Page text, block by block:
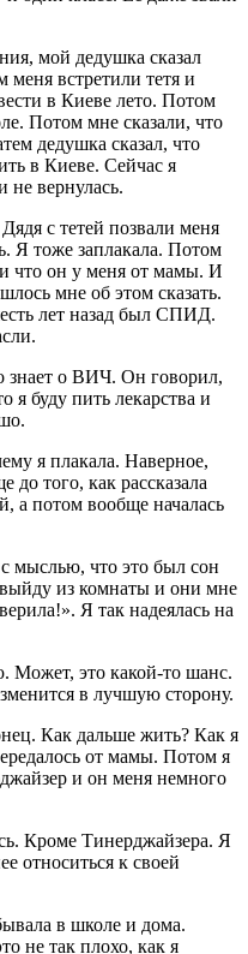
мой дедушка сказал
меня встретили тетя и
в Киеве лето. Потом
Потом мне сказали, что
дедушка сказал, что
в Киеве. Сейчас я
не вернулась.
с тетей позвали меня
Я тоже заплакала. Потом
что он у меня от мамы. И
мне об этом сказать.
лет назад был СПИД.
знает о ВИЧ. Он говорил,
я буду пить лекарства и
я плакала. Наверное,
до того, как рассказала
а потом вообще началась
мыслью, что это был сон
из комнаты и они мне
Я так надеялась на
Может, это какой-то шанс.
в лучшую сторону.
Как дальше жить? Как я
от мамы. Потом я
и он меня немного
Кроме Тинерджайзера. Я
относиться к своей
в школе и дома.
не так плохо, как я